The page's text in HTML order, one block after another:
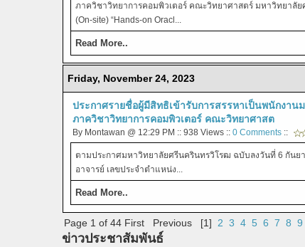
ภาควิชาวิทยาการคอมพิวเตอร์ คณะวิทยาศาสตร์ มหาวิทยาลัย
(On-site) “Hands-on Oracl...
Read More..
Friday, November 24, 2023
ประกาศรายชื่อผู้มีสิทธิเข้ารับการสรรหาเป็นพนักงาน
ภาควิชาวิทยาการคอมพิวเตอร์ คณะวิทยาศาสต
By Montawan @ 12:29 PM :: 938 Views :: 0 Comments ::
ตามประกาศมหาวิทยาลัยศรีนครินทรวิโรฒ ฉบับลงวันที่ 6 กันย
อาจารย์ เลขประจำตำแหน่ง...
Read More..
Page 1 of 44 First Previous [1] 2 3 4 5 6 7 8 9
ข่าวประชาสัมพันธ์